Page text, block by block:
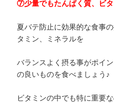
⑦少量でもたんぱく質、ビ
夏バテ防止に効果的な食事
タミン、ミネラルを
バランスよく摂る事がポイ
の良いものを食べましょう♪
ビタミンの中でも特に重要